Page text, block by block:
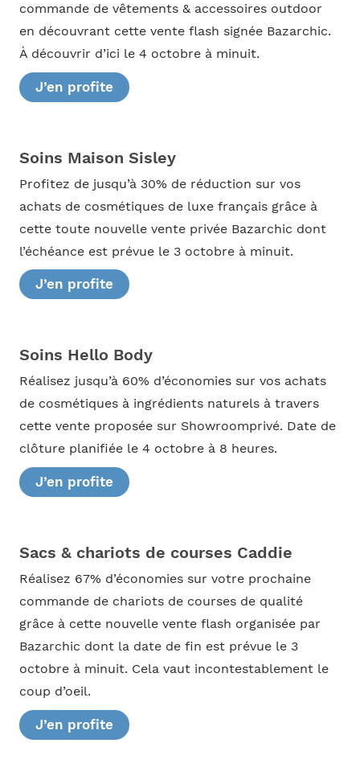
commande de vêtements & accessoires outdoor
en découvrant cette vente flash signée Bazarchic.
À découvrir d’ici le 4 octobre à minuit.
J’en profite
Soins Maison Sisley
Profitez de jusqu’à 30% de réduction sur vos
achats de cosmétiques de luxe français grâce à
cette toute nouvelle vente privée Bazarchic dont
l’échéance est prévue le 3 octobre à minuit.
J’en profite
Soins Hello Body
Réalisez jusqu’à 60% d’économies sur vos achats
de cosmétiques à ingrédients naturels à travers
cette vente proposée sur Showroomprivé. Date de
clôture planifiée le 4 octobre à 8 heures.
J’en profite
Sacs & chariots de courses Caddie
Réalisez 67% d’économies sur votre prochaine
commande de chariots de courses de qualité
grâce à cette nouvelle vente flash organisée par
Bazarchic dont la date de fin est prévue le 3
octobre à minuit. Cela vaut incontestablement le
coup d’oeil.
J’en profite